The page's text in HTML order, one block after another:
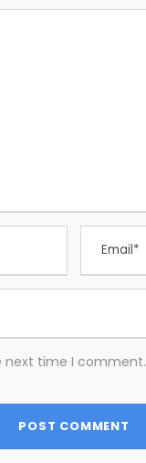
next time I comment.